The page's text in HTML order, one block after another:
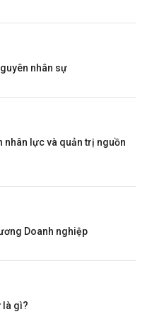
nhân sự
nhân lực và quản trị nguồn
Doanh nghiệp
là gì?